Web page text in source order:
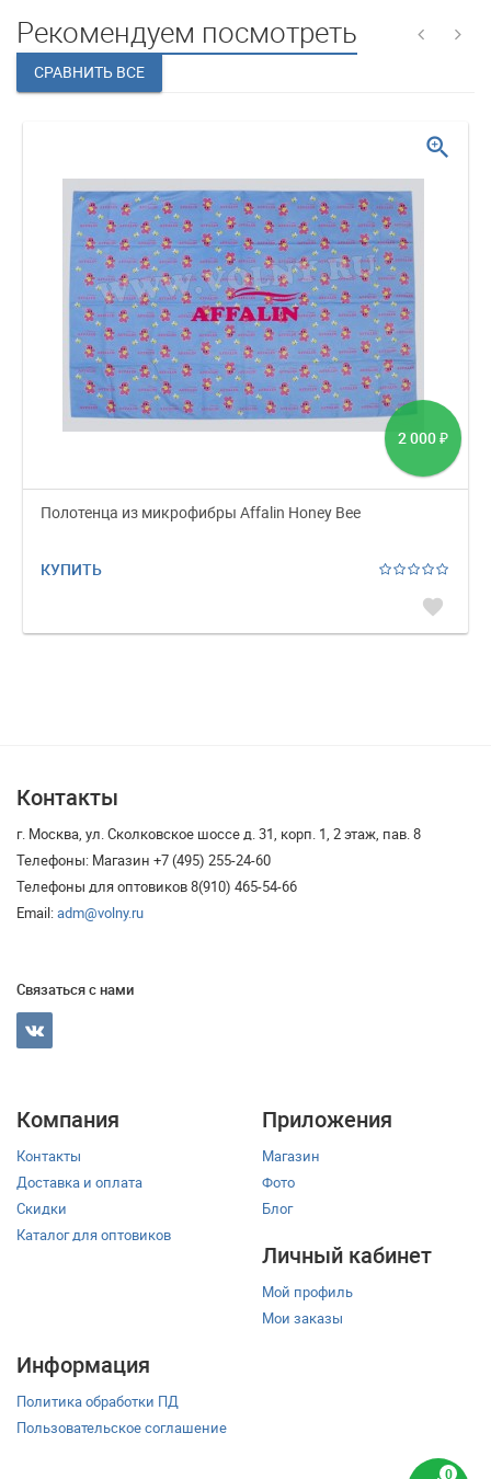
Рекомендуем посмотреть
2 000 ₽
Полотенца из микрофибры Affalin Honey Bee
КУПИТЬ
favorite
zoom_in
Контакты
г. Москва, ул. Сколковское шоссе д. 31, корп. 1, 2 этаж, пав. 8
Телефоны: Магазин +7 (495) 255-24-60
Телефоны для оптовиков 8(910) 465-54-66
Email:adm@volny.ru
Связаться с нами
Компания
Контакты
Доставка и оплата
Скидки
Каталог для оптовиков
Приложения
Магазин
Фото
Блог
Личный кабинет
Мой профиль
Мои заказы
Информация
Политика обработки ПД
Пользовательское соглашение